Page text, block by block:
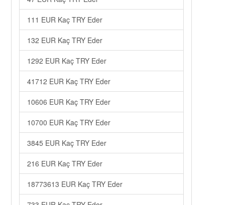
111 EUR Kaç TRY Eder
132 EUR Kaç TRY Eder
1292 EUR Kaç TRY Eder
41712 EUR Kaç TRY Eder
10606 EUR Kaç TRY Eder
10700 EUR Kaç TRY Eder
3845 EUR Kaç TRY Eder
216 EUR Kaç TRY Eder
18773613 EUR Kaç TRY Eder